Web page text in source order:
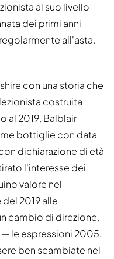
al suo livello
dei primi anni
all'asta.
con una storia che
costruita
al 2019, Balblair
bottiglie con data
dichiarazione di età
l'interesse dei
valore nel
2019 alle
cambio di direzione,
le espressioni 2005,
ben scambiate nel